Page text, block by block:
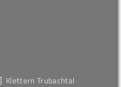
Klettern Trubachtal